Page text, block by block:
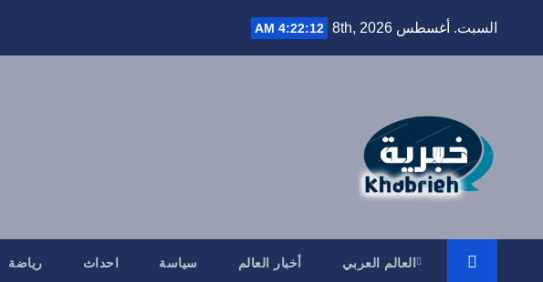
السبت. أغسطس 8th, 2026 4:22:13 AM
العالم العربي أخبار العالم سياسة احداث رياضة